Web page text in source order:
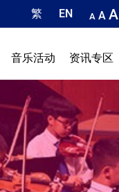
繁 EN A A A
音乐活动 资讯专区